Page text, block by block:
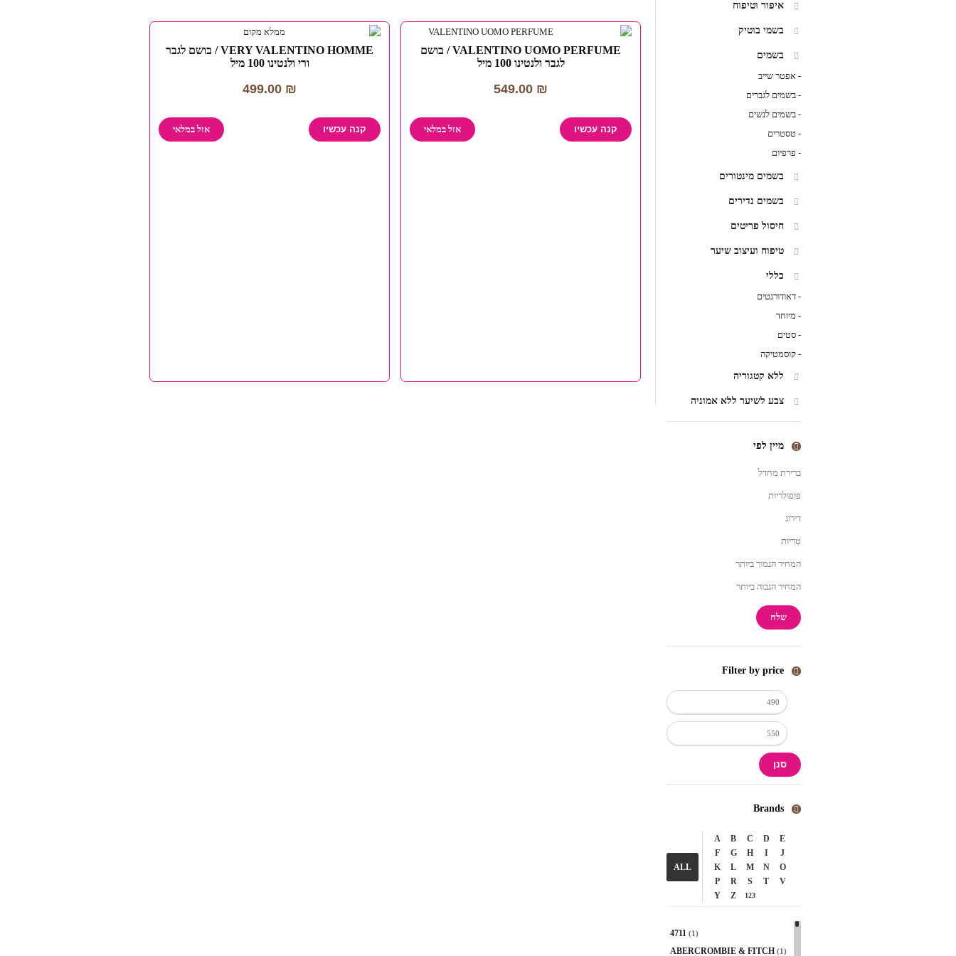
VALENTINO UOMO PERFUME / בושם
לגבר ולנטינו 100 מיל
549.00 ₪
אזל במלאי קנה עכשיו
VERY VALENTINO HOMME / בושם לגבר
ורי ולנטינו 100 מיל
499.00 ₪
אזל במלאי קנה עכשיו
איפור וטיפוח
בשמי בוטיק
בשמים
- אפטר שייב
- בשמים לגברים
- בשמים לנשים
- טסטרים
- פרפיום
בשמים מינטורים
בשמים נדירים
חיסול פריטים
טיפוח ועיצוב שיער
כללי
- דאודורנטים
- מיוחד
- סטים
- קוסמטיקה
ללא קטגוריה
צבע לשיער ללא אמוניה
מיין לפי
ברירת מחדל
פופולריות
דירוג
טְרִיוּת
המחיר הנמוך ביותר
המחיר הגבוה ביותר
Filter by price
סנן
Brands
ALL
A B C D
E
F
G H I
J
K
L M N
O
P
R S T
V
Y
Z 123
4711 (1)
ABERCROMBIE & FITCH (1)